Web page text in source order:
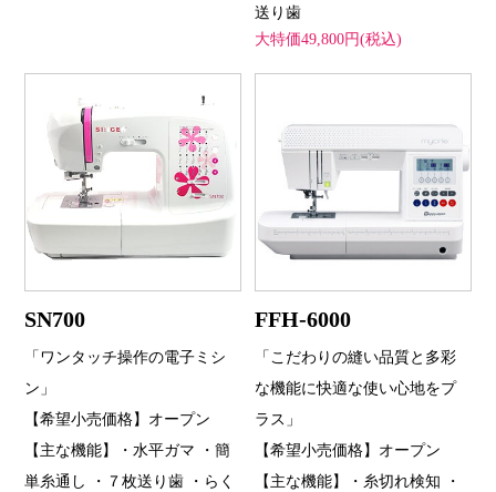
送り歯
大特価49,800円(税込)
SN700
「ワンタッチ操作の電子ミシ
ン」
【希望小売価格】オープン
【主な機能】・水平ガマ ・簡
単糸通し ・７枚送り歯 ・らく
FFH-6000
「こだわりの縫い品質と多彩
な機能に快適な使い心地をプ
ラス」
【希望小売価格】オープン
【主な機能】・糸切れ検知 ・